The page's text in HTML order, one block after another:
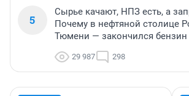
5
Сырье качают, НПЗ есть, а
Почему в нефтяной столице
Тюмени — закончился бензин
29 987 298